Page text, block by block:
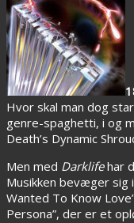
Hvor skal man dog
genre-spaghetti, i og
Death’s Dynamic
Men med Darklifehar
Musikken bevæger sig
Wanted To Know
Persona”, der er et